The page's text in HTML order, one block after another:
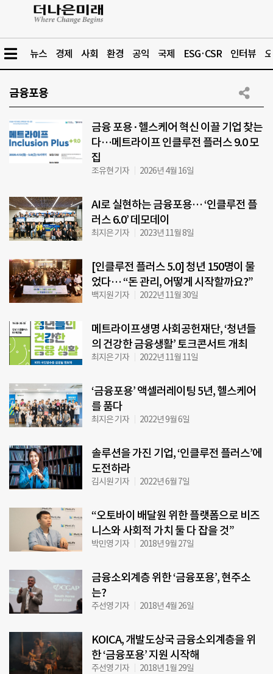
뉴스 경제 사회 환경 공익 국제 ESG·CSR 인터뷰
금융포용
금융 포용·헬스케어 혁신 이끌 기업 찾는
다…메트라이프 인클루전 플러스 9.0 모
집
조유현 기자 2026년 4월 16일
AI로 실현하는 금융포용… ‘인클루전 플
러스 6.0’ 데모데이
최지은 기자 2023년 11월 8일
[인클루전 플러스 5.0] 청년 150명이 물
었다… “돈 관리, 어떻게 시작할까요?”
백지원 기자 2022년 11월 30일
메트라이프생명 사회공헌재단, ‘청년들
의 건강한 금융생활’ 토크콘서트 개최
최지은 기자 2022년 11월 11일
‘금융포용’ 액셀러레이팅 5년, 헬스케어
를 품다
최지은 기자 2022년 9월 6일
솔루션을 가진 기업, ‘인클루전 플러스’에
도전하라
김시원 기자 2022년 6월 7일
“오토바이 배달원 위한 플랫폼으로 비즈
니스와 사회적 가치 둘 다 잡을 것”
박민영 기자 2018년 9월 27일
금융소외계층 위한 ‘금융포용’, 현주소
는?
주선영 기자 2018년 4월 26일
KOICA, 개발도상국 금융소외계층을 위
한 ‘금융포용’ 지원 시작해
주선영 기자 2018년 1월 29일